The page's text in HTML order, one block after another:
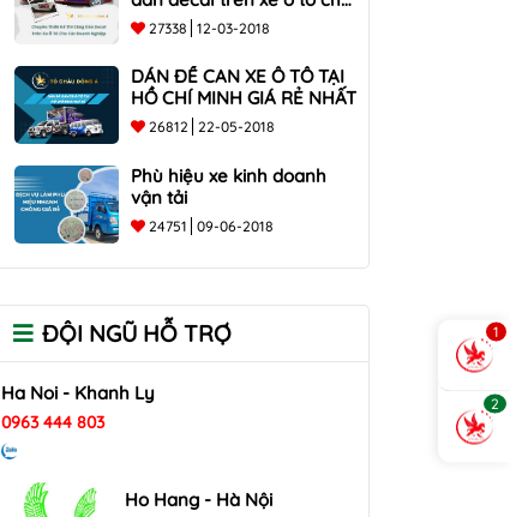
các doanh nghiệp
27338 12-03-2018
DÁN ĐỀ CAN XE Ô TÔ TẠI
HỒ CHÍ MINH GIÁ RẺ NHẤT
26812 22-05-2018
Phù hiệu xe kinh doanh
vận tải
24751 09-06-2018
ĐỘI NGŨ HỖ TRỢ
Ha Noi - Khanh Ly
0963 444 803
Ho Hang - Hà Nội
1
2